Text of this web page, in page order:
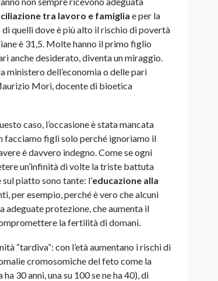
tra lavoro e famiglia e per la
di quelli dove è più alto il rischio di povertà
è 31,5. Molte hanno il primo figlio
anche desiderato, diventa un miraggio.
ministero dell’economia o delle pari
Mori, docente di bioetica
caso, l’occasione è stata mancata
facciamo figli solo perché ignoriamo il
è davvero indegno. Come se ogni
un’infinità di volte la triste battuta
piatto sono tante: l’educazione alla
per esempio, perché è vero che alcuni
adeguate protezione, che aumenta il
la fertilità di domani.
“tardiva”: con l’età aumentano i rischi di
cromosomiche del feto come la
30 anni, una su 100 se ne ha 40), di